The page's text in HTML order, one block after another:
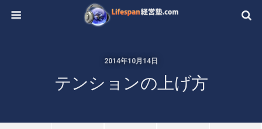
2014年10月14日
テンションの上げ方